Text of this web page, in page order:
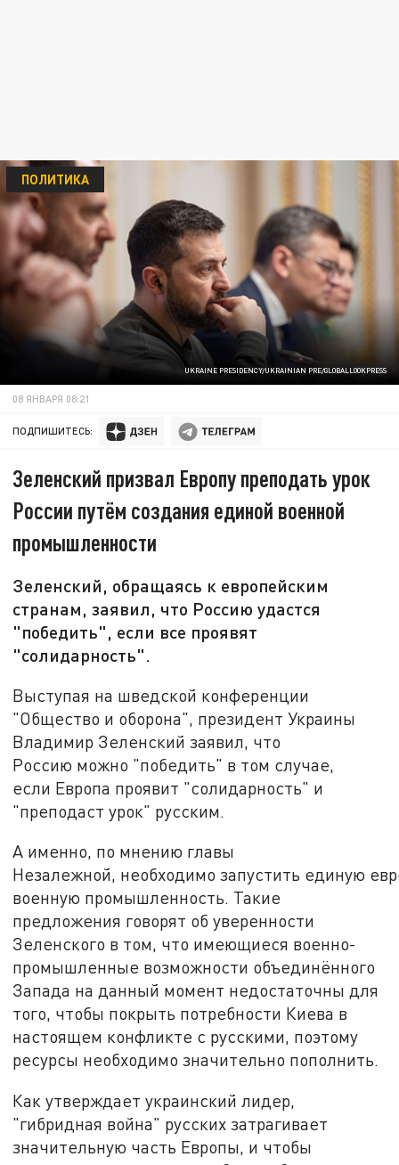
UKRAINE PRESIDENCY/UKRAINIAN PRE/GLOBALLOOKPRESS
ПОЛИТИКА
08 ЯНВАРЯ 08:21
ПОДПИШИТЕСЬ:
Зеленский призвал Европу преподать урок
России путём создания единой военной
промышленности
Зеленский, обращаясь к европейским
странам, заявил, что Россию удастся
"победить", если все проявят
"солидарность".
Выступая на шведской конференции
"Общество и оборона", президент Украины
Владимир Зеленский заявил, что
Россию можно "победить" в том случае,
если Европа проявит "солидарность" и
"преподаст урок" русским.
А именно, по мнению главы
Незалежной, необходимо запустить единую
военную промышленность. Такие
предложения говорят об уверенности
Зеленского в том, что имеющиеся военно-
промышленные возможности объединённого
Запада на данный момент недостаточны для
того, чтобы покрыть потребности Киева в
настоящем конфликте с русскими, поэтому
ресурсы необходимо значительно пополнить.
Как утверждает украинский лидер,
"гибридная война" русских затрагивает
значительную часть Европы, и чтобы